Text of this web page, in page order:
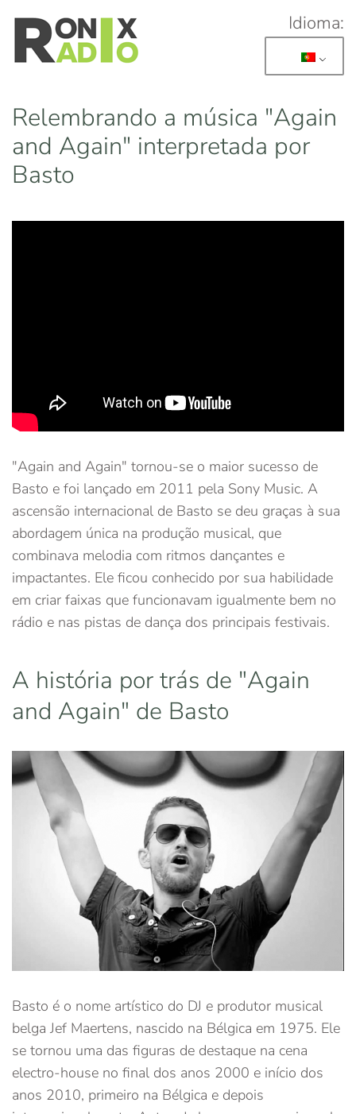
Skip to main content
Idioma:
Relembrando a música "Again
and Again" interpretada por
Basto
"Again and Again" tornou-se o maior sucesso de
Basto e foi lançado em 2011 pela Sony Music. A
ascensão internacional de Basto se deu graças à sua
abordagem única na produção musical, que
combinava melodia com ritmos dançantes e
impactantes. Ele ficou conhecido por sua habilidade
em criar faixas que funcionavam igualmente bem no
rádio e nas pistas de dança dos principais festivais.
A história por trás de "Again
and Again" de Basto
Basto é o nome artístico do DJ e produtor musical
belga Jef Maertens, nascido na Bélgica em 1975. Ele
se tornou uma das figuras de destaque na cena
electro-house no final dos anos 2000 e início dos
anos 2010, primeiro na Bélgica e depois